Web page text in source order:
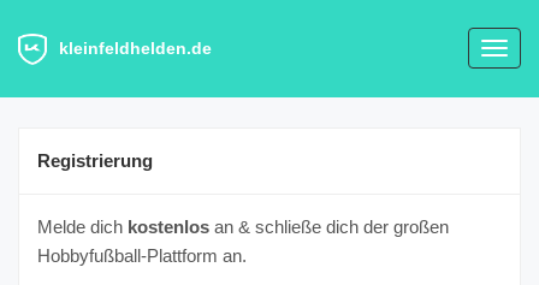
kleinfeldhelden.de
Registrierung
Melde dich kostenlos an & schließe dich der großen
Hobbyfußball-Plattform an.